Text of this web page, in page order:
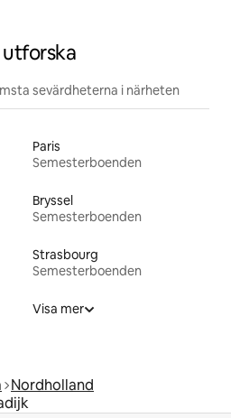
sevärdheterna i närheten
Paris
Semesterboenden
Bryssel
Semesterboenden
Strasbourg
Semesterboenden
Visa mer
Nordholland